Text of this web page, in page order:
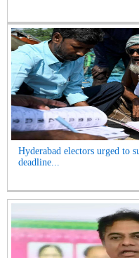
Hyderabad electors urged to
deadline...